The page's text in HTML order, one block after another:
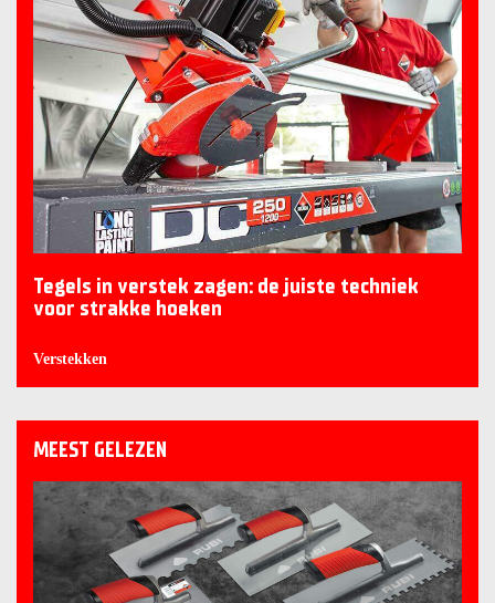
Tegels in verstek zagen: de juiste techniek
voor strakke hoeken
Verstekken
MEEST GELEZEN